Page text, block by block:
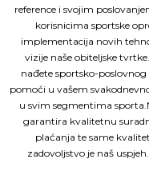
reference i svojim
korisnicima sportske
implementacija novih
vizije naše obiteljske
nađete sportsko-
pomoći u vašem
u svim segmentima
garantira kvalitetnu
plaćanja te same
zadovoljstvo je naš